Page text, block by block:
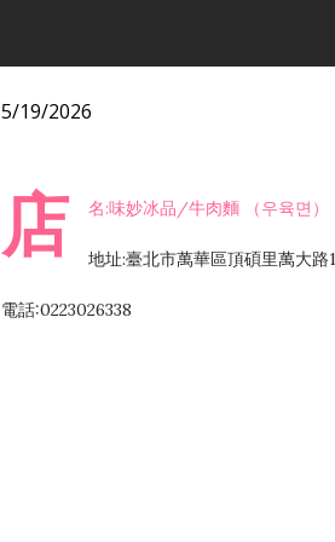
5/19/2026
店 名:味妙冰品/牛肉麵 （우육면）
地址:臺北市萬華區頂碩里萬大路
電話:0223026338